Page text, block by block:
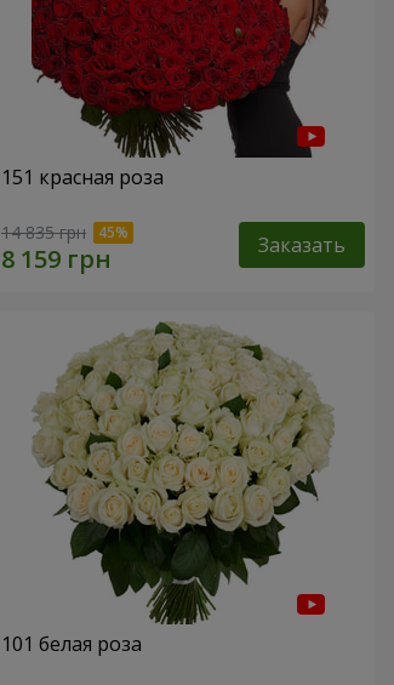
151 красная роза
14 835 грн Заказать
101 белая роза